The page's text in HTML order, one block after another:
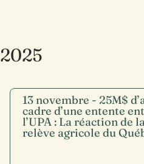
2025
13 novembre - 25M$
cadre d’une entente
l’UPA : La réaction de
relève agricole du